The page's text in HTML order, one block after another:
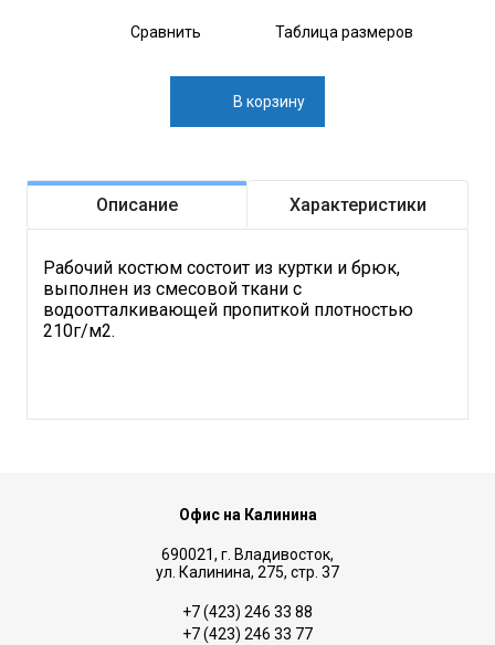
Сравнить Таблица размеров
В корзину
Описание Характеристики
Рабочий костюм состоит из куртки и брюк,
выполнен из смесовой ткани с
водоотталкивающей пропиткой плотностью
210г/м2.
Офис на Калинина
690021, г. Владивосток,
ул. Калинина, 275, стр. 37
+7 (423) 246 33 88
+7 (423) 246 33 77